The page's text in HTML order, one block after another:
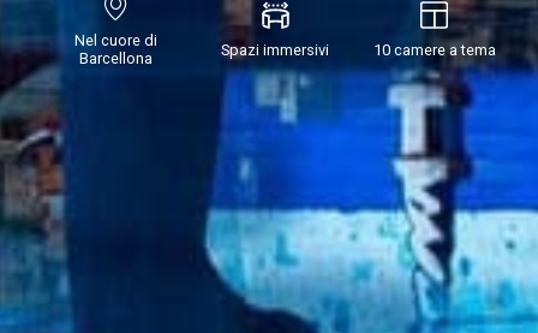
Nel cuore di
Barcellona
Spazi immersivi 10 camere a tema